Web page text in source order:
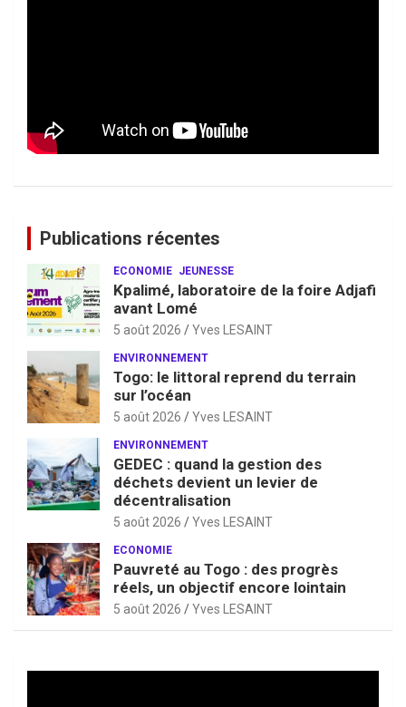
Publications récentes
ECONOMIE JEUNESSE
Kpalimé, laboratoire de la foire Adjafi
avant Lomé
5 août 2026 Yves LESAINT
ENVIRONNEMENT
Togo: le littoral reprend du terrain
sur l’océan
5 août 2026 Yves LESAINT
ENVIRONNEMENT
GEDEC : quand la gestion des
déchets devient un levier de
décentralisation
5 août 2026 Yves LESAINT
ECONOMIE
Pauvreté au Togo : des progrès
réels, un objectif encore lointain
5 août 2026 Yves LESAINT